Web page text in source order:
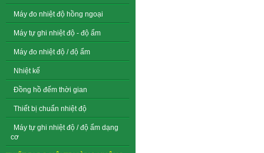
Máy đo nhiệt độ hồng ngoại
Máy tự ghi nhiệt độ - độ ẩm
Máy đo nhiệt độ / độ ẩm
Nhiệt kế
Đồng hồ đếm thời gian
Thiết bị chuẩn nhiệt độ
Máy tự ghi nhiệt độ / độ ẩm dạng
cơ